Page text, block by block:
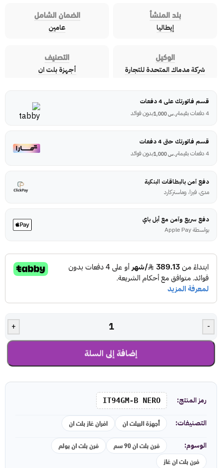
بلد المنشأ
إيطاليا
الضمان الشامل
عامين
الوكيل
شركة مدماك المتحدة للتجارة
التصنيف
أجهزة بلت ان
قسم فاتورتك على 4 دفعات
4 دفعات بقيمة
ر.س1,000 بدون فوائد
قسم فاتورتك حتى 4 دفعات
4 دفعات بقيمة
ر.س1,000 بدون فوائد
دفع آمن بالبطاقات البنكية
مدى، فيزا، وماستركارد
دفع سريع وآمن مع أبل باي
بواسطة Apple Pay
-
+
إضافة إلى السلة
رمز المنتج: IT94GM-B NERO
التصنيفات: أجهزة البيلت ان افران غاز بلت ان
الوسوم: فرن بلت ان 90 سم
فرن بلت ان بولم
فرن بلت ان غاز